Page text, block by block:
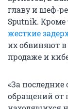
главу и шеф-
Sputnik.
жесткие
их обвиняют в
продаже и
«За
обращений от